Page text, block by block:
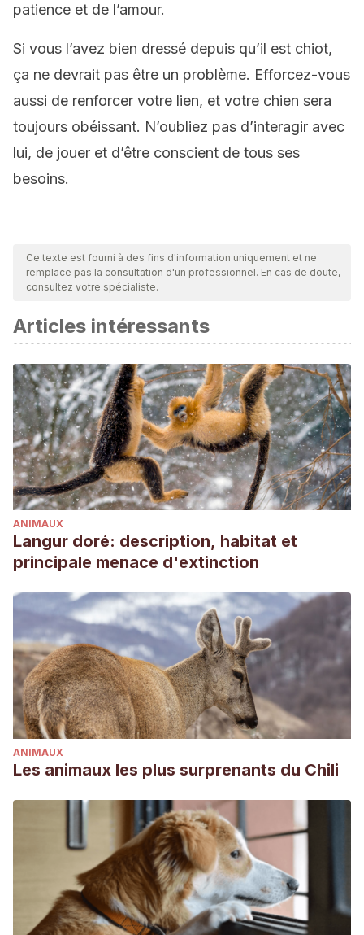
patience et de l’amour.
Si vous l’avez bien dressé depuis qu’il est chiot,
ça ne devrait pas être un problème. Efforcez-vous
aussi de renforcer votre lien, et votre chien sera
toujours obéissant. N’oubliez pas d’interagir avec
lui, de jouer et d’être conscient de tous ses
besoins.
Ce texte est fourni à des fins d'information uniquement et ne
remplace pas la consultation d'un professionnel. En cas de doute,
consultez votre spécialiste.
Articles intéressants
ANIMAUX
Langur doré: description, habitat et
principale menace d'extinction
ANIMAUX
Les animaux les plus surprenants du Chili